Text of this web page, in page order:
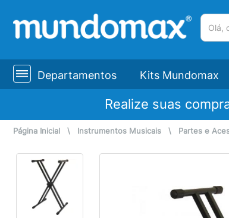
Departamentos Kits Mundomax
Realize suas
Página Inicial \ Instrumentos Musicais \ Partes e